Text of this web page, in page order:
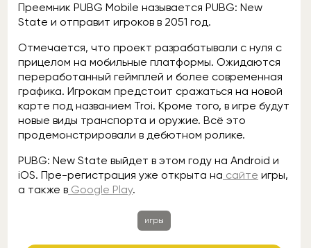
Преемник PUBG Mobile называется PUBG: New
State и отправит игроков в 2051 год.
Отмечается, что проект разрабатывали с нуля с
прицелом на мобильные платформы. Ожидаются
переработанный геймплей и более современная
графика. Игрокам предстоит сражаться на новой
карте под названием Troi. Кроме того, в игре будут
новые виды транспорта и оружие. Всё это
продемонстрировали в дебютном ролике.
PUBG: New State выйдет в этом году на Android и
iOS. Пре-регистрация уже открыта на сайте игры,
а также в Google Play.
игры